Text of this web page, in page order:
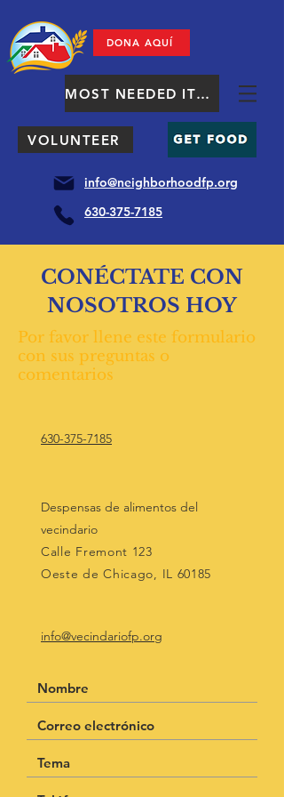
DONA AQUÍ
MOST NEEDED ITEMS
VOLUNTEER
info@neighborhoodfp.org
630-375-7185
CONÉCTATE CON
NOSOTROS HOY
Por favor llene este formulario
con sus preguntas o
comentarios
630-375-7185
Despensas de alimentos del
vecindario
Calle Fremont 123
Oeste de Chicago, IL 60185
info@vecindariofp.org